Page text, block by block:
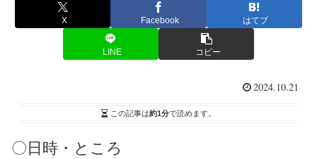
X Facebook はてブ
LINE コピー
2024.10.21
この記事は約1分で読めます。
〇日時・ところ